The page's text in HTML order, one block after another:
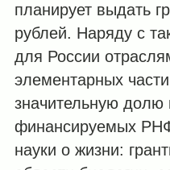
планирует выдать
рублей. Наряду с
для России
элементарных
значительную долю
финансируемых
науки о жизни: